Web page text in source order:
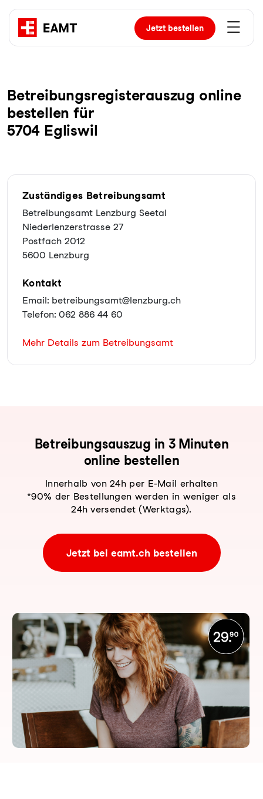
Jetztbestellen
Be­trei­bungs­re­gis­ter­aus­zug online
bestellen für
5704 Egliswil
Zuständiges Betreibungsamt
Betreibungsamt Lenzburg Seetal
Niederlenzerstrasse 27
Postfach 2012
5600 Lenzburg
Kontakt
Email: betreibungsamt@lenzburg.ch
Telefon: 062 886 44 60
Mehr Details zum Betreibungsamt
Be­trei­bungs­aus­zug in 3 Minuten
online bestellen
Innerhalb von 24h per E-Mail erhalten
*90% der Bestellungen werden in weniger als
24h versendet (Werktags).
Jetzt bei eamt.ch bestellen